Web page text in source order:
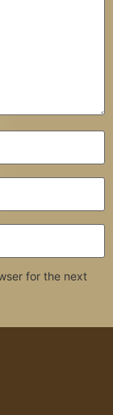
for the next